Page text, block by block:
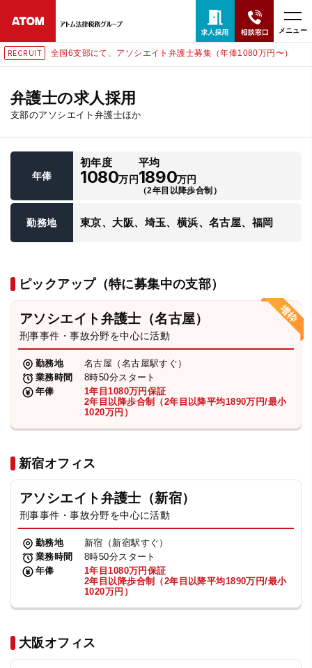
メニュー
RECRUIT 全国6支部にて、アソシエイト弁護士募集（年俸1080万円〜）
弁護士の求人採用
支部のアソシエイト弁護士ほか
年俸
初年度
1080万円
平均
1890万円
（2年目以降歩合制）
勤務地 東京、大阪、埼玉、横浜、名古屋、福岡
ピックアップ（特に募集中の支部）
アソシエイト弁護士（名古屋）
刑事事件・事故分野を中心に活動
勤務地
名古屋（名古屋駅すぐ）
業務時間
8時50分スタート
年俸
1年目1080万円保証
2年目以降歩合制（2年目以降平均1890万円/最小
1020万円）
新宿オフィス
アソシエイト弁護士（新宿）
刑事事件・事故分野を中心に活動
勤務地
新宿（新宿駅すぐ）
業務時間
8時50分スタート
年俸
1年目1080万円保証
2年目以降歩合制（2年目以降平均1890万円/最小
1020万円）
大阪オフィス
24時間365日全国対応
無料相談窓口はこちら
弁護士・税理士
費用
求人採用
お知らせ
特設サイト
相談先情報サイト
法人グループ